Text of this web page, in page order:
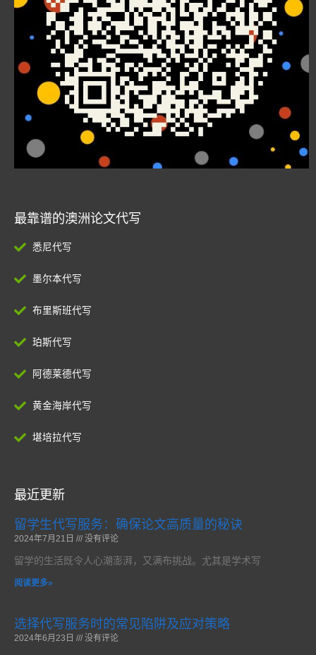
最靠谱的澳洲论文代写
悉尼代写
墨尔本代写
布里斯班代写
珀斯代写
阿德莱德代写
黄金海岸代写
堪培拉代写
最近更新
留学生代写服务：确保论文高质量的秘诀
2024年7月21日 没有评论
留学的生活既令人心潮澎湃，又满布挑战。尤其是学术写
阅读更多»
选择代写服务时的常见陷阱及应对策略
2024年6月23日 没有评论